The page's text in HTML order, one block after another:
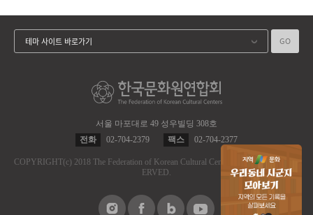
서울 마포대로 49 성우빌딩 308호
전화
02-704-2379 팩스 02-704-2377
COPYRIGHT(c) 2018 The Federation of Korean Cultural Centers.
ALL RIGHT RES
ERVED.
테마 사이트 바로가기 GO